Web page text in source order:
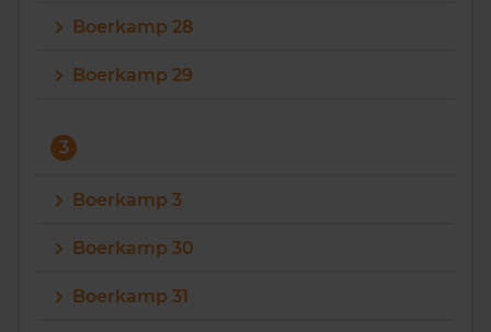
Boerkamp 28
Boerkamp 29
3
Boerkamp 3
Boerkamp 30
Boerkamp 31